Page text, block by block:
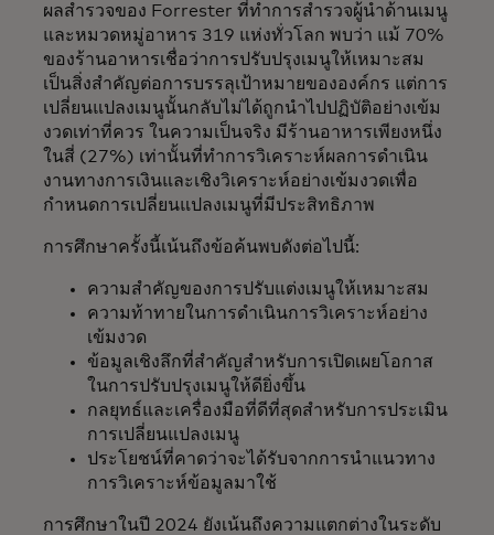
ผลสำรวจของ Forrester ที่ทำการสำรวจผู้นำด้านเมนู
และหมวดหมู่อาหาร 319 แห่งทั่วโลก พบว่า แม้ 70%
ของร้านอาหารเชื่อว่าการปรับปรุงเมนูให้เหมาะสม
เป็นสิ่งสำคัญต่อการบรรลุเป้าหมายขององค์กร แต่การ
เปลี่ยนแปลงเมนูนั้นกลับไม่ได้ถูกนำไปปฏิบัติอย่างเข้ม
งวดเท่าที่ควร ในความเป็นจริง มีร้านอาหารเพียงหนึ่ง
ในสี่ (27%) เท่านั้นที่ทำการวิเคราะห์ผลการดำเนิน
งานทางการเงินและเชิงวิเคราะห์อย่างเข้มงวดเพื่อ
กำหนดการเปลี่ยนแปลงเมนูที่มีประสิทธิภาพ
การศึกษาครั้งนี้เน้นถึงข้อค้นพบดังต่อไปนี้:
ความสำคัญของการปรับแต่งเมนูให้เหมาะสม
ความท้าทายในการดำเนินการวิเคราะห์อย่าง
เข้มงวด
ข้อมูลเชิงลึกที่สำคัญสำหรับการเปิดเผยโอกาส
ในการปรับปรุงเมนูให้ดียิ่งขึ้น
กลยุทธ์และเครื่องมือที่ดีที่สุดสำหรับการประเมิน
การเปลี่ยนแปลงเมนู
ประโยชน์ที่คาดว่าจะได้รับจากการนำแนวทาง
การวิเคราะห์ข้อมูลมาใช้
การศึกษาในปี 2024 ยังเน้นถึงความแตกต่างในระดับ